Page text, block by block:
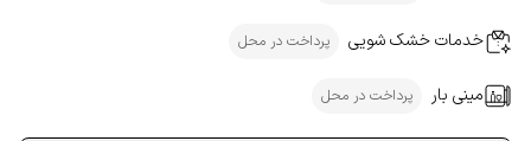
خدمات خشک شویی پرداخت در محل
مینی بار پرداخت در محل